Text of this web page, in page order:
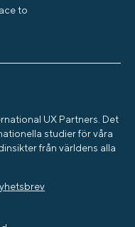
to
UX Partners. Det
studier för våra
från världens alla